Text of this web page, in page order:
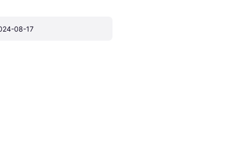
08-17